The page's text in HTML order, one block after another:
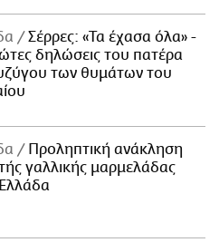
Σέρρες: «Τα έχασα όλα» -
δηλώσεις του πατέρα
των θυμάτων του
Προληπτική ανάκληση
γαλλικής μαρμελάδας